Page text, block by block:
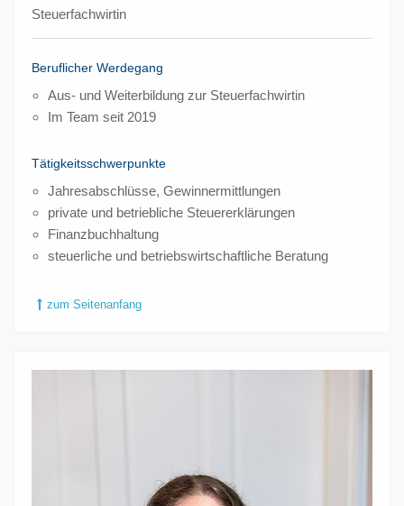
Steuerfachwirtin
Beruflicher Werdegang
Aus- und Weiterbildung zur Steuerfachwirtin
Im Team seit 2019
Tätigkeitsschwerpunkte
Jahresabschlüsse, Gewinnermittlungen
private und betriebliche Steuererklärungen
Finanzbuchhaltung
steuerliche und betriebswirtschaftliche Beratung
zum Seitenanfang